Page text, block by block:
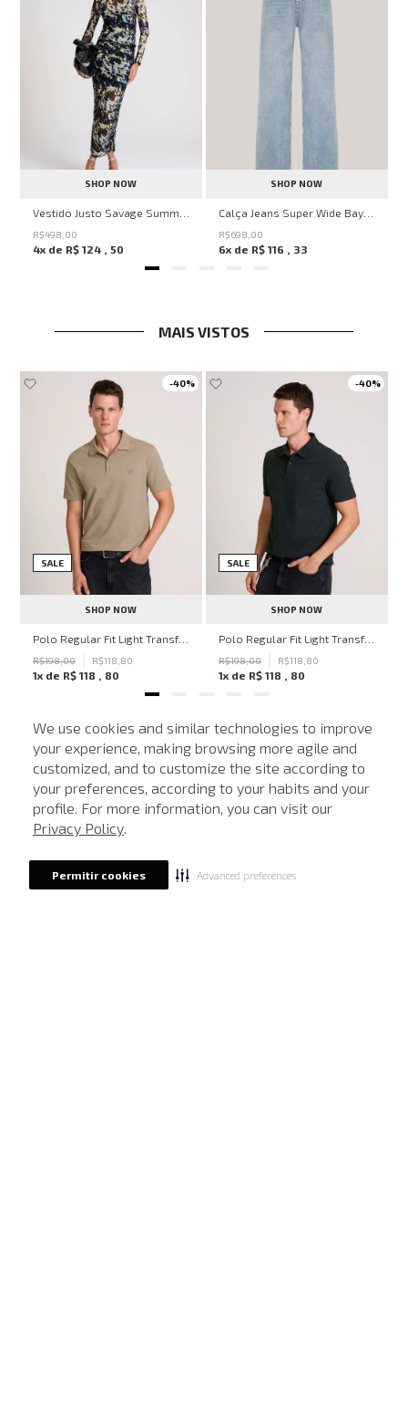
We use cookies and similar technologies to improve
your experience, making browsing more agile and
customized, and to customize the site according to
your preferences, according to your habits and your
profile. For more information, you can visit our
Privacy Policy.
Permitir cookies Advanced preferences
SHOP NOW
R$498 00
4x de R$ 124 , 50
SHOP NOW
R$698 00
6x de R$ 116 , 33
MAIS VISTOS
-40%
SALE
SHOP NOW
Polo Regular Fit Light Transfer Bege Médio John John Masculina
R$198,00 R$118 80
1x de R$ 118 80
-40%
SALE
SHOP NOW
Polo Regular Fit Light Transfer Verde Escuro John John Masculina
R$198,00 R$118 80
1x de R$ 118 80
NEWSLETTER
Cadastre seu e-mail para receber nossas novidades.
Eu li, estou ciente das condições de tratamento dos meus dados pessoais e forneço